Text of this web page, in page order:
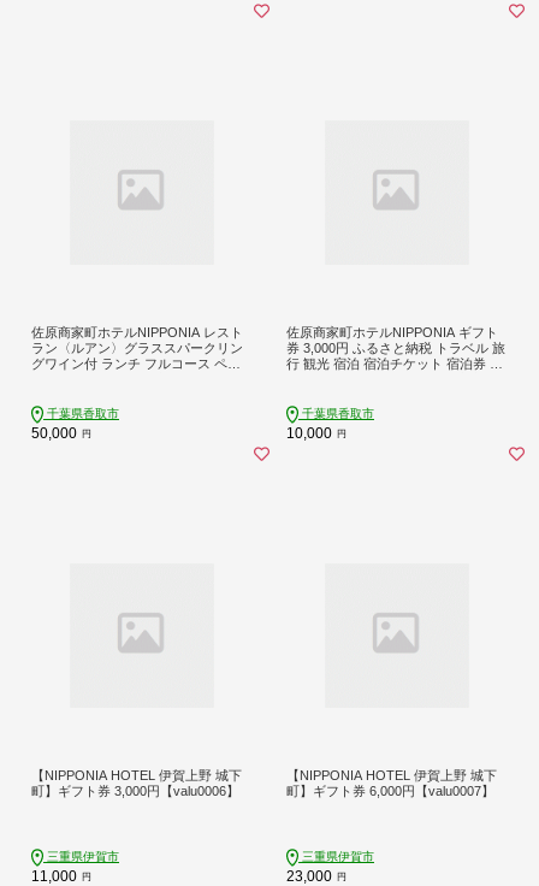
佐原商家町ホテルNIPPONIA レスト
ラン〈ルアン〉グラススパークリン
グワイン付 ランチ フルコース ペア
ストラン グルメ スパークリング ワ
千葉県香取市
50,000 円
佐原商家町ホテルNIPPONIA ギフト
券 3,000円 ふるさと納税 トラベル 旅
行 観光 宿泊 宿泊チケット 宿泊券 レ
市 送料無料 BRY010
千葉県香取市
10,000 円
【NIPPONIA HOTEL 伊賀上野 城下
町】ギフト券 3,000円【valu0006】
三重県伊賀市
11,000 円
【NIPPONIA HOTEL 伊賀上野 城下
町】ギフト券 6,000円【valu0007】
三重県伊賀市
23,000 円